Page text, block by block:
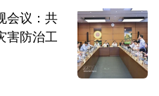
会议：共
害防治工